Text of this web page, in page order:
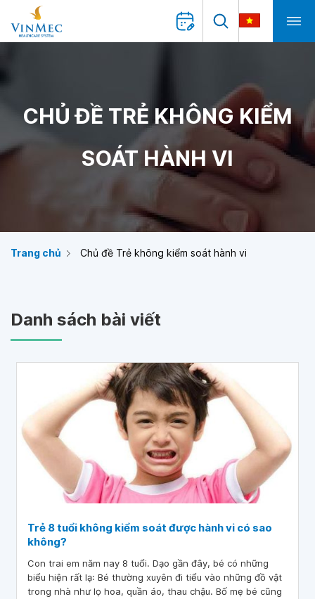
CHỦ ĐỀ TRẺ KHÔNG KIỂM
SOÁT HÀNH VI
Trang chủ Chủ đề Trẻ không kiểm soát hành vi
Danh sách bài viết
Trẻ 8 tuổi không kiểm soát được hành vi có sao
không?
Con trai em năm nay 8 tuổi. Dạo gần đây, bé có những
biểu hiện rất lạ: Bé thường xuyên đi tiểu vào những đồ vật
trong nhà như lọ hoa, quần áo, thau chậu. Bố mẹ bé cũng